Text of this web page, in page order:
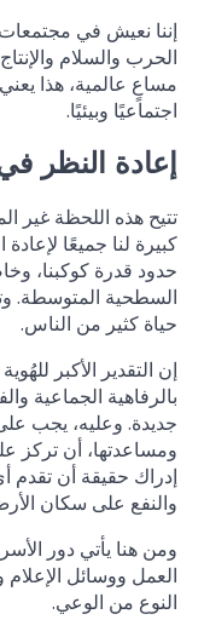
إننا نعيش في
الحرب والسلام
مساعٍ عالمية، هذا
اجتماعيًا وبيئيًا.
إعادة النظر في
تتيح هذه اللحظة غير
كبيرة لنا جميعًا لإعادة
حدود قدرة كوكبنا،
السطحية المتوسطة.
حياة كثير من الناس.
إن التقدير الأكبر
بالرفاهية الجماعية
جديدة. وعليه، يجب
ومساعدتها، أن تركز
إدراك حقيقة أن تقدم
والنفع على سكان
ومن هنا يأتي دور
العمل ووسائل
النوع من الوعي.